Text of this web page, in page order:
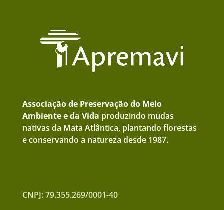
Associação de Preservação do Meio
Ambiente e da Vida produzindo mudas
nativas da Mata Atlântica, plantando florestas
e conservando a natureza desde 1987.
CNPJ: 79.355.269/0001-40